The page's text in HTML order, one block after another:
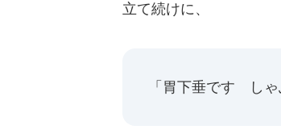
立て続けに、
「胃下垂です しゃ